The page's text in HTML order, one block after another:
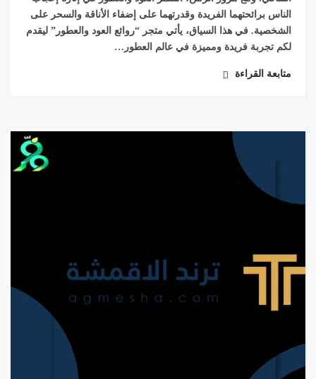
الناس برائحتهما الفريدة وقدرتهما على إضفاء الأناقة والسحر على
الشخصية. في هذا السياق، يأتي متجر “روائع العود والعطور” ليقدم
لكم تجربة فريدة ومميزة في عالم العطور…
متابعة القراءة